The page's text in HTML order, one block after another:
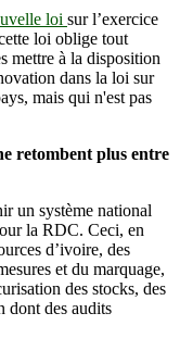
loi sur l’exercice
loi oblige tout
mettre à la disposition
dans la loi sur
mais qui n'est pas
retombent plus entre
un système national
la RDC. Ceci, en
d’ivoire, des
et du marquage,
des stocks, des
dont des audits